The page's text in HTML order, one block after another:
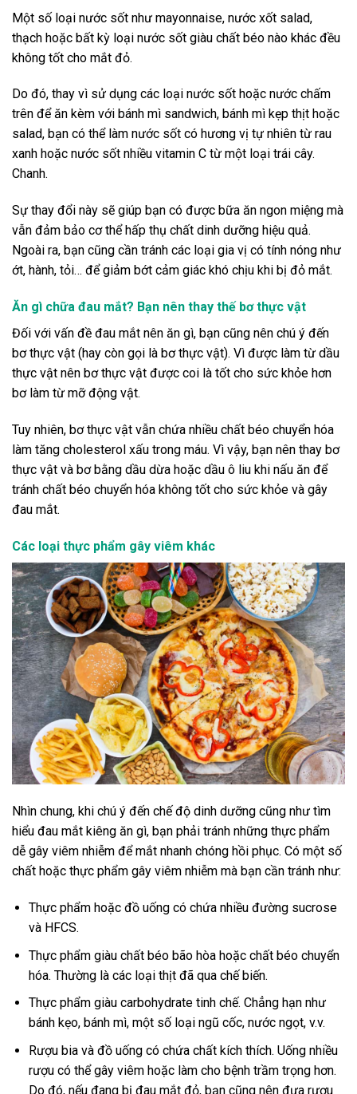
Một số loại nước sốt như mayonnaise, nước xốt salad,
thạch hoặc bất kỳ loại nước sốt giàu chất béo nào khác đều
không tốt cho mắt đỏ.
Do đó, thay vì sử dụng các loại nước sốt hoặc nước chấm
trên để ăn kèm với bánh mì sandwich, bánh mì kẹp thịt hoặc
salad, bạn có thể làm nước sốt có hương vị tự nhiên từ rau
xanh hoặc nước sốt nhiều vitamin C từ một loại trái cây.
Chanh.
Sự thay đổi này sẽ giúp bạn có được bữa ăn ngon miệng mà
vẫn đảm bảo cơ thể hấp thụ chất dinh dưỡng hiệu quả.
Ngoài ra, bạn cũng cần tránh các loại gia vị có tính nóng như
ớt, hành, tỏi… để giảm bớt cảm giác khó chịu khi bị đỏ mắt.
Ăn gì chữa đau mắt? Bạn nên thay thế bơ thực vật
Đối với vấn đề đau mắt nên ăn gì, bạn cũng nên chú ý đến
bơ thực vật (hay còn gọi là bơ thực vật). Vì được làm từ dầu
thực vật nên bơ thực vật được coi là tốt cho sức khỏe hơn
bơ làm từ mỡ động vật.
Tuy nhiên, bơ thực vật vẫn chứa nhiều chất béo chuyển hóa
làm tăng cholesterol xấu trong máu. Vì vậy, bạn nên thay bơ
thực vật và bơ bằng dầu dừa hoặc dầu ô liu khi nấu ăn để
tránh chất béo chuyển hóa không tốt cho sức khỏe và gây
đau mắt.
Các loại thực phẩm gây viêm khác
Nhìn chung, khi chú ý đến chế độ dinh dưỡng cũng như tìm
hiểu đau mắt kiêng ăn gì, bạn phải tránh những thực phẩm
dễ gây viêm nhiễm để mắt nhanh chóng hồi phục. Có một số
chất hoặc thực phẩm gây viêm nhiễm mà bạn cần tránh như:
Thực phẩm hoặc đồ uống có chứa nhiều đường sucrose
và HFCS.
Thực phẩm giàu chất béo bão hòa hoặc chất béo chuyển
hóa. Thường là các loại thịt đã qua chế biến.
Thực phẩm giàu carbohydrate tinh chế. Chẳng hạn như
bánh kẹo, bánh mì, một số loại ngũ cốc, nước ngọt, v.v.
Rượu bia và đồ uống có chứa chất kích thích. Uống nhiều
rượu có thể gây viêm hoặc làm cho bệnh trầm trọng hơn.
Do đó, nếu đang bị đau mắt đỏ, bạn cũng nên đưa rượu